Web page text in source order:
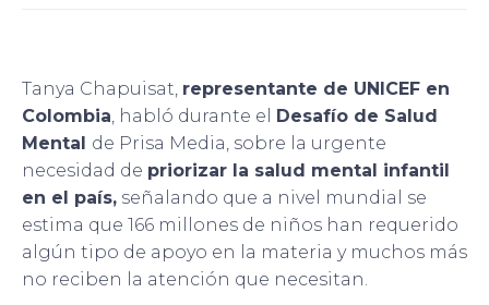
Tanya Chapuisat, representante de UNICEF en
Colombia, habló durante el
Desafío de Salud
Mental de Prisa Media, sobre la urgente
necesidad de priorizar la salud mental infantil
en el país, señalando que a nivel mundial se
estima que 166 millones de niños han requerido
algún tipo de apoyo en la materia y muchos más
no reciben la atención que necesitan.